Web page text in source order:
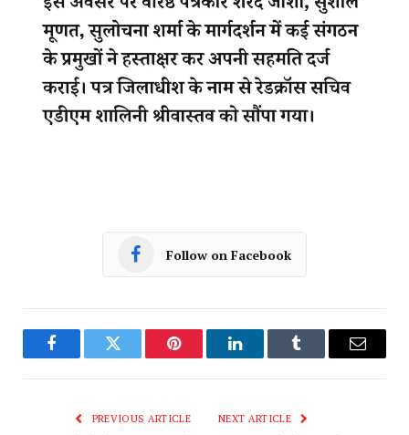
Follow on Facebook
FacebookTwitter Pinterest LinkedInTumblr Email
PREVIOUS ARTICLE NEXT ARTICLE